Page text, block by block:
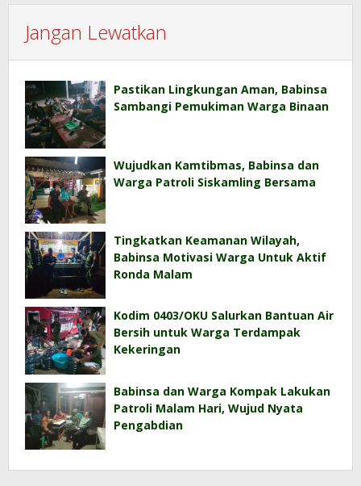
Jangan Lewatkan
Pastikan Lingkungan Aman, Babinsa
Sambangi Pemukiman Warga Binaan
Wujudkan Kamtibmas, Babinsa dan
Warga Patroli Siskamling Bersama
Tingkatkan Keamanan Wilayah,
Babinsa Motivasi Warga Untuk Aktif
Ronda Malam
Kodim 0403/OKU Salurkan Bantuan Air
Bersih untuk Warga Terdampak
Kekeringan
Babinsa dan Warga Kompak Lakukan
Patroli Malam Hari, Wujud Nyata
Pengabdian